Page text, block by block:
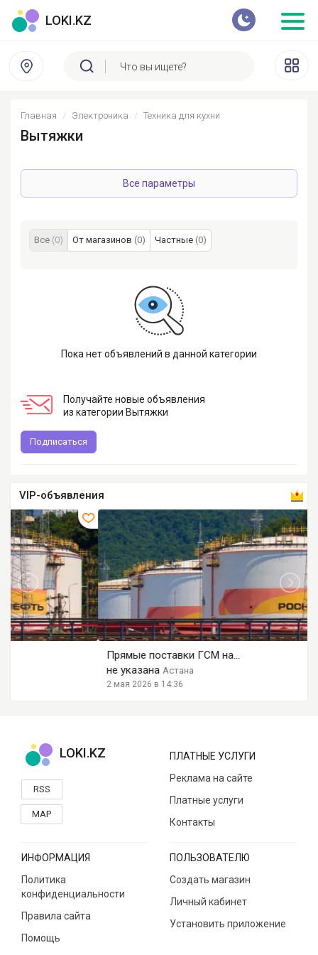
LOKI.KZ
Главная Электроника Техника для кухни
Вытяжки
Все параметры
Все (0) От магазинов (0) Частные (0)
Пока нет объявлений в данной категории
Получайте новые объявления
из категории Вытяжки
Подписаться
VIP-объявления
Прямые поставки ГСМ на...
Астана
LOKI.KZ
RSS
MAP
ПЛАТНЫЕ УСЛУГИ
Реклама на сайте
Платные услуги
Контакты
ИНФОРМАЦИЯ
Политика
конфиденциальности
Правила сайта
Помощь
ПОЛЬЗОВАТЕЛЮ
Создать магазин
Личный кабинет
Установить приложение